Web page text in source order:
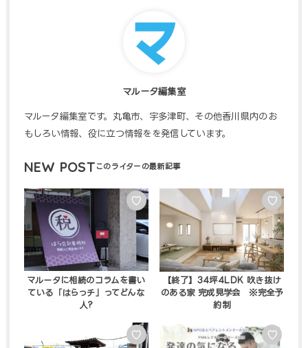
マルータ編集室
マルータ編集室です。丸亀市、宇多津町、その他香川県内のお
もしろい情報、役に立つ情報をを発信しています。
NEW POST
♡
マルータに相続のコラムを書い
ている「はらっチ」ってどんな
人?
♡
【終了】34坪4LDK 吹き抜け
のある家 完成見学会 ※完全予
約制
♡ ♡